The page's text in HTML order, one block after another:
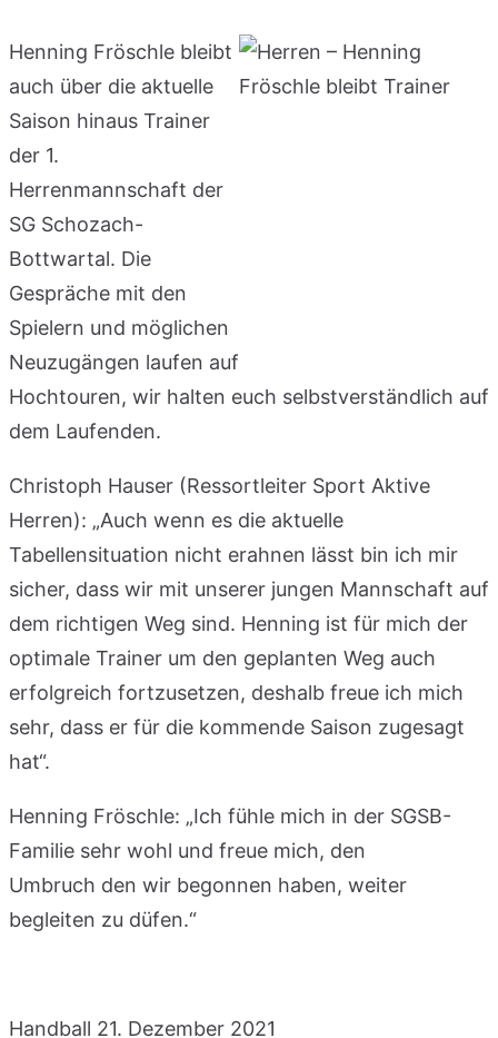
Henning Fröschle bleibt
auch über die aktuelle
Saison hinaus Trainer
der 1.
Herrenmannschaft der
SG Schozach-
Bottwartal. Die
Gespräche mit den
Spielern und möglichen
Neuzugängen laufen auf
Hochtouren, wir halten euch selbstverständlich auf
dem Laufenden.
Christoph Hauser (Ressortleiter Sport Aktive
Herren): „Auch wenn es die aktuelle
Tabellensituation nicht erahnen lässt bin ich mir
sicher, dass wir mit unserer jungen Mannschaft auf
dem richtigen Weg sind. Henning ist für mich der
optimale Trainer um den geplanten Weg auch
erfolgreich fortzusetzen, deshalb freue ich mich
sehr, dass er für die kommende Saison zugesagt
hat“.
Henning Fröschle: „Ich fühle mich in der SGSB-
Familie sehr wohl und freue mich, den
Umbruch den wir begonnen haben, weiter
begleiten zu düfen.“
Handball 21. Dezember 2021